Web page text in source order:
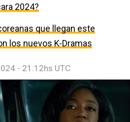
2024?
que llegan este
los nuevos K-Dramas
- 21:12hs UTC